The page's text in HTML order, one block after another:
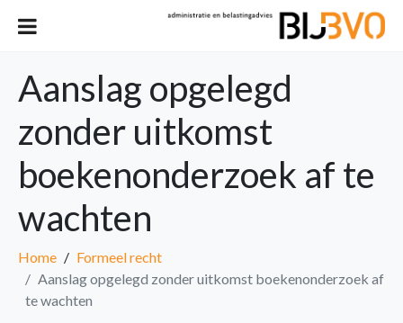
Aanslag opgelegd
zonder uitkomst
boekenonderzoek af te
wachten
Home
Formeel recht
Aanslag opgelegd zonder uitkomst boekenonderzoek af
te wachten